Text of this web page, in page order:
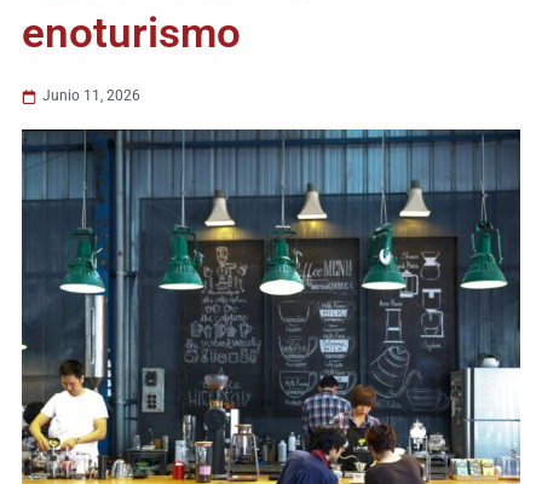
enoturismo
Junio 11, 2026